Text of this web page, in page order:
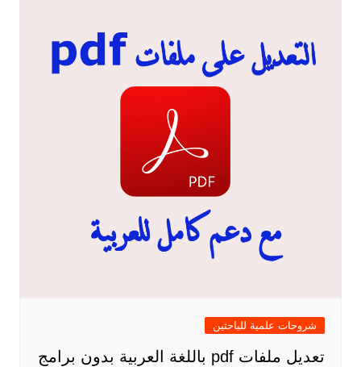
شروحات علمية للباحثين
تعديل ملفات pdf باللغة العربية بدون برامج